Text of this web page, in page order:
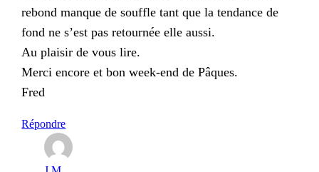
rebond manque de souffle tant que la tendance de
fond ne s’est pas retournée elle aussi.
Au plaisir de vous lire.
Merci encore et bon week-end de Pâques.
Fred
Répondre